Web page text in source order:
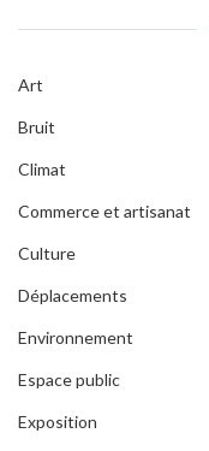
Art
Bruit
Climat
Commerce et artisanat
Culture
Déplacements
Environnement
Espace public
Exposition